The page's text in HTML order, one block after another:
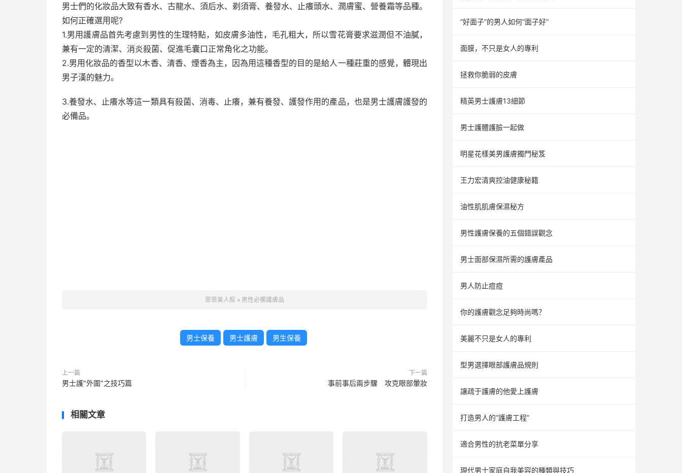
男士們的化妝品大致有香水、古龍水、須后水、剃須膏、養發水、止癢頭水、潤膚蜜、營養霜等品種。
如何正確選用呢?
1.男用護膚品首先考慮到男性的生理特點，如皮膚多油性，毛孔粗大，所以雪花膏要求滋潤但不油膩，
兼有一定的清潔、消炎殺菌、促進毛囊口正常角化之功能。
2.男用化妝品的香型以木香、清香、煙香為主，因為用這種香型的目的是給人一種莊重的感覺，體現出
男子漢的魅力。
3.養發水、止癢水等這一類具有殺菌、消毒、止癢，兼有養發、護發作用的產品，也是男士護膚護發的
必備品。
菲菲美人館 » 男性必備護膚品
男士保養 男士護膚 男生保養
上一篇
男士護"外圍"之技巧篇
下一篇
事前事后兩步驟 攻克眼部暈妝
相關文章
“好面子”的男人如何“面子好”
面膜，不只是女人的專利
拯救你脆弱的皮膚
精英男士護膚13細節
男士護體護臉一起做
明星花樣美男護膚獨門秘笈
王力宏清爽控油健康秘籍
油性肌肌膚保濕秘方
男性護膚保養的五個錯誤觀念
男士面部保濕所需的護膚產品
男人防止痘痘
你的護膚觀念足夠時尚嗎？
美麗不只是女人的專利
型男選擇眼部護膚品規則
讓疏于護膚的他愛上護膚
打造男人的“護膚工程”
適合男性的抗老菜單分享
現代男士家庭自我美容的種類與技巧